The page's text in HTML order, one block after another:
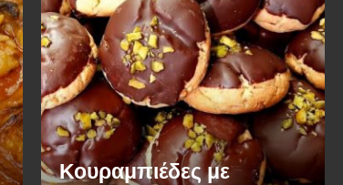
Κουραμπιέδες με